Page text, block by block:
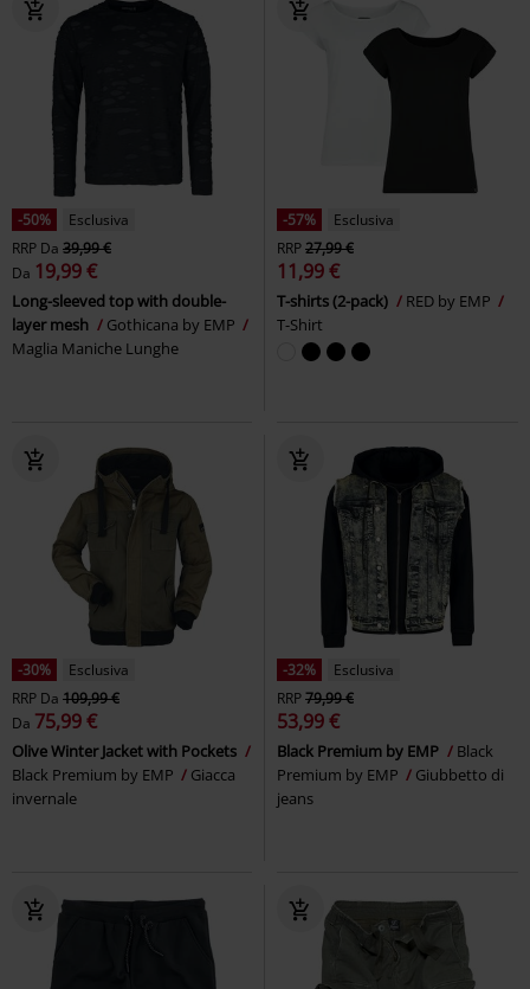
-50%
Esclusiva
RRP Da 39,99 €
Da 19,99 €
Long-sleeved top with double-
layer mesh
Gothicana by EMP
Maglia Maniche Lunghe
-57%
Esclusiva
RRP27,99 €
11,99 €
T-shirts (2-pack)
RED by EMP
T-Shirt
-30%
Esclusiva
RRP Da 109,99 €
Da 75,99 €
Olive Winter Jacket with Pockets
Black Premium by EMP
Giacca
invernale
-32%
Esclusiva
RRP79,99 €
53,99 €
Black Premium by EMP
Black
Premium by EMP
Giubbetto di
jeans